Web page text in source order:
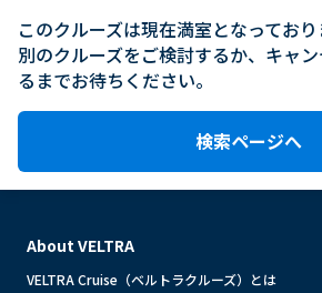
このクルーズは現在満室となっており
別のクルーズをご検討するか、キャ
るまでお待ちください。
検索ページへ
About VELTRA
VELTRA Cruise（ベルトラクルーズ）とは